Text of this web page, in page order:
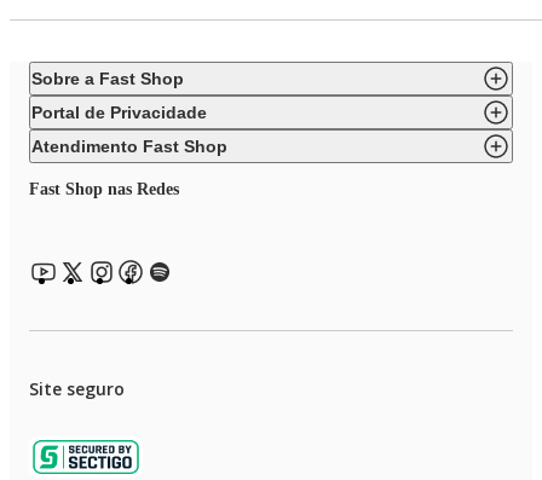
Sobre a Fast Shop
Portal de Privacidade
Atendimento Fast Shop
Fast Shop nas Redes
Site seguro